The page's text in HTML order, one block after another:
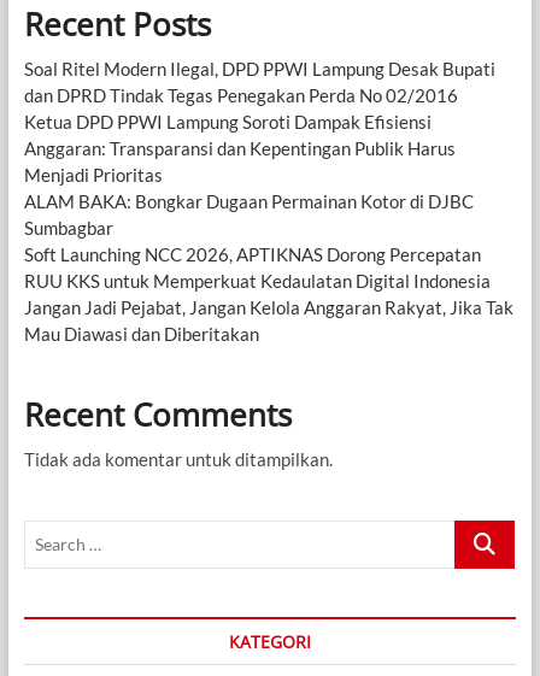
Recent Posts
Soal Ritel Modern Ilegal, DPD PPWI Lampung Desak Bupati
dan DPRD Tindak Tegas Penegakan Perda No 02/2016
Ketua DPD PPWI Lampung Soroti Dampak Efisiensi
Anggaran: Transparansi dan Kepentingan Publik Harus
Menjadi Prioritas
ALAM BAKA: Bongkar Dugaan Permainan Kotor di DJBC
Sumbagbar
Soft Launching NCC 2026, APTIKNAS Dorong Percepatan
RUU KKS untuk Memperkuat Kedaulatan Digital Indonesia
Jangan Jadi Pejabat, Jangan Kelola Anggaran Rakyat, Jika Tak
Mau Diawasi dan Diberitakan
Recent Comments
Tidak ada komentar untuk ditampilkan.
Search
KATEGORI